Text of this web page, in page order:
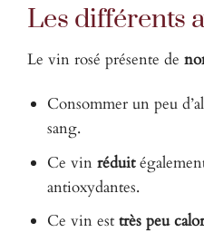
Les différents
Le vin rosé présente de
Consommer un peu
sang.
Ce vinréduit
antioxydantes.
Ce vin esttrès peu